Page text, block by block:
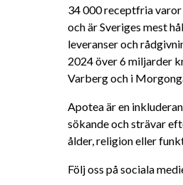
34 000 receptfria
och är Sveriges mest
leveranser och
2024 över 6 miljarder
Varberg och i
Apotea är en
sökande och strävar
ålder, religion eller
Följ oss på sociala